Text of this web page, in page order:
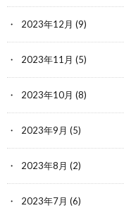
2023年12月 (9)
2023年11月 (5)
2023年10月 (8)
2023年9月 (5)
2023年8月 (2)
2023年7月 (6)